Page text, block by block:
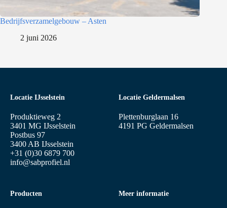
Bedrijfsverzamelgebouw – Asten
2 juni 2026
Locatie IJsselstein
Produktieweg 2
3401 MG IJsselstein
Postbus 97
3400 AB IJsselstein
+31 (0)30 6879 700
info@sabprofiel.nl
Producten Meer informatie
Locatie Geldermalsen
Plettenburglaan 16
4191 PG Geldermalsen